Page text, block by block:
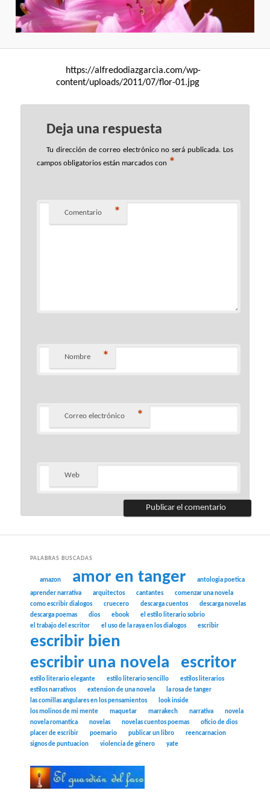
https://alfredodiazgarcia.com/wp-
content/uploads/2011/07/flor-01.jpg
Deja una respuesta
Tu dirección de correo electrónico no será publicada. Los
campos obligatorios están marcados con *
Comentario *
Nombre *
Correo electrónico *
Web
PALABRAS BUSCADAS
amazon amor en tanger
antologia poetica
aprender narrativa
arquitectos cantantes
comenzar una novela
como escribir dialogos
cruecero descarga cuentos
descarga novelas
descarga poemas
dios ebook
el estilo literario sobrio
el trabajo del escritor
el uso de la raya en los dialogos escribir
escribir bien
escribir una novela
escritor
estilo literario elegante estilo literario sencillo
estilos literarios
estilos narrativos
extension de una novela
la rosa de tanger
las comillas angulares en los pensamientos
look inside
los molinos de mi mente
maquetar marrakech narrativa
novela
novela romantica
novelas novelas cuentos poemas
oficio de dios
placer de escribir
poemario publicar un libro
reencarnacion
signos de puntuacion
violencia de género yate